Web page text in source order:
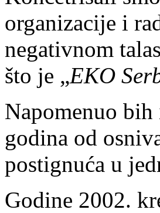
organizacije i
negativnom
što je „EKO
Napomenuo
godina od
postignuća u
Godine 2002.